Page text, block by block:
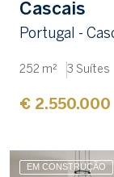
Cascais
Portugal -
252 m² 3 Suítes
€ 2.550.000
EM CONSTRUÇÃO